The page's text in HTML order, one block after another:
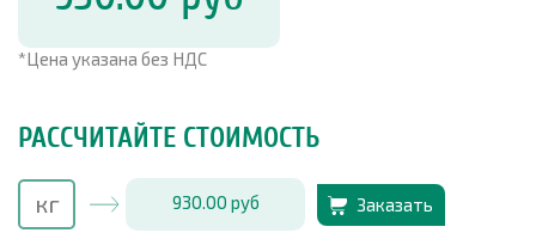
*Цена указана без НДС
РАССЧИТАЙТЕ СТОИМОСТЬ
930.00 руб Заказать